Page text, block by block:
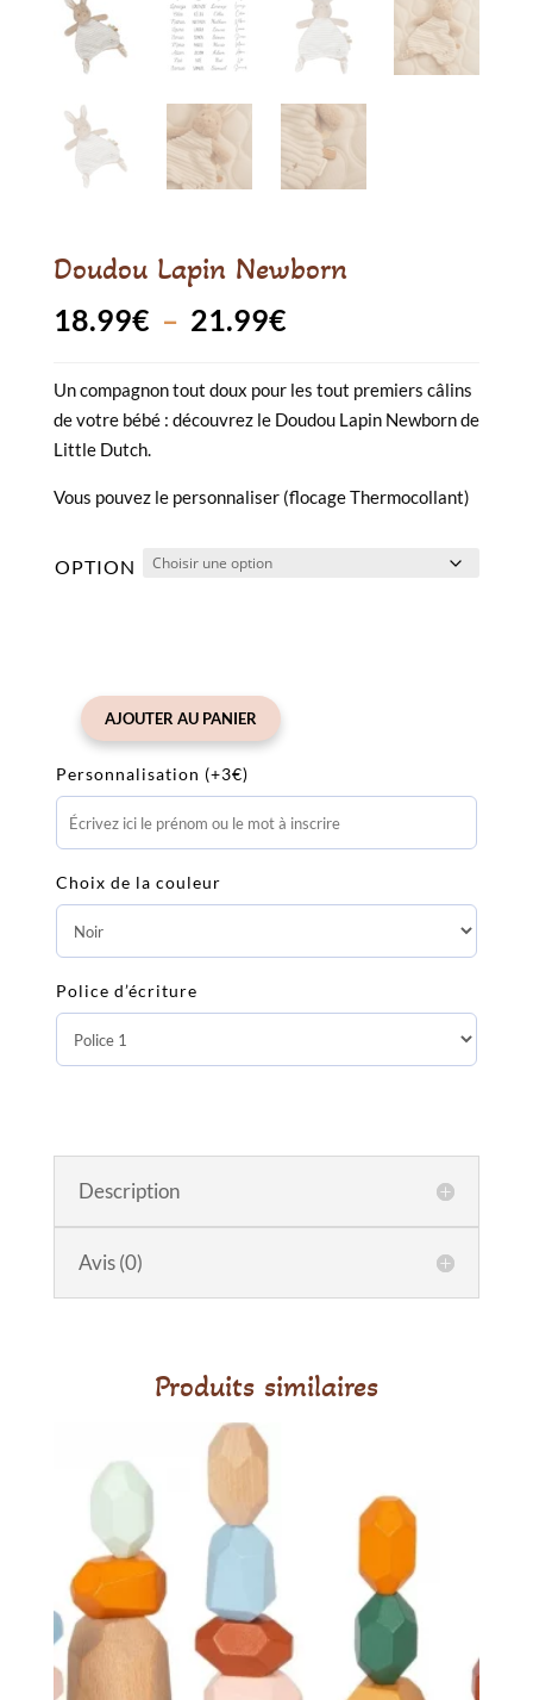
Doudou Lapin Newborn
18.99€ – 21.99€Plage
prix :
à
Un compagnon tout doux pour les tout premiers câlins
de votre bébé : découvrez le Doudou Lapin Newborn de
Little Dutch.
Vous pouvez le personnaliser (flocage Thermocollant)
OPTION
quantité
Doudou
Lapin
Newborn
AJOUTER AU PANIER
Personnalisation (+3€)
Choix de la couleur
Police d’écriture
Description
Avis (0)
Produits similaires